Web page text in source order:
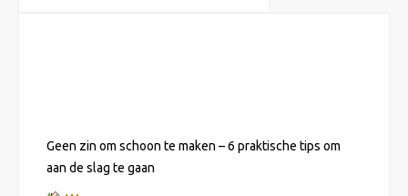
Geen zin om schoon te maken – 6 praktische tips om
aan de slag te gaan